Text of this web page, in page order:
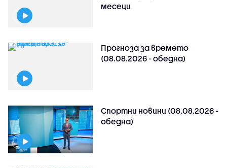
месеци
Прогноза за времето
(08.08.2026 - обедна)
Спортни новини (08.08.2026 -
обедна)